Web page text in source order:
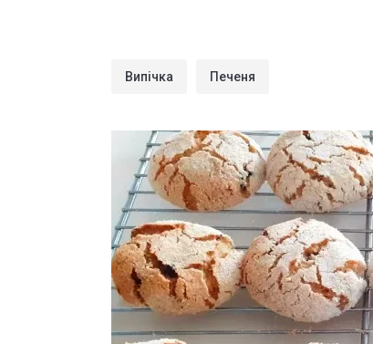
Випічка Печеня